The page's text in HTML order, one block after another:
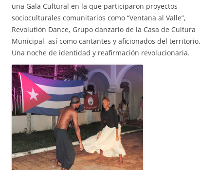
una Gala Cultural en la que participaron proyectos
socioculturales comunitarios como “Ventana al Valle”,
Revolutión Dance, Grupo danzario de la Casa de Cultura
Municipal, así como cantantes y aficionados del territorio.
Una noche de identidad y reafirmación revolucionaria.